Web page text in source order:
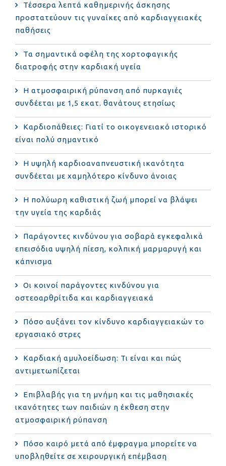
Τέσσερα λεπτά καθημερινής άσκησης
προστατεύουν τις γυναίκες από καρδιαγγειακές
παθήσεις
Τα σημαντικά οφέλη της χορτοφαγικής
διατροφής στην καρδιακή υγεία
Η ατμοσφαιρική ρύπανση από πυρκαγιές
συνδέεται με 1,5 εκατ. θανάτους ετησίως
Καρδιοπάθειες: Γιατί το οικογενειακό ιστορικό
είναι πολύ σημαντικό
Η υψηλή καρδιοαναπνευστική ικανότητα
συνδέεται με χαμηλότερο κίνδυνο άνοιας
Η πολύωρη καθιστική ζωή μπορεί να βλάψει
την υγεία της καρδιάς
Παράγοντες κινδύνου για σοβαρά εγκεφαλικά
επεισόδια υψηλή πίεση, κολπική μαρμαρυγή και
κάπνισμα
Οι κοινοί παράγοντες κινδύνου για
οστεοαρθρίτιδα και καρδιαγγειακά
Πόσο αυξάνει τον κίνδυνο καρδιαγγειακών το
εργασιακό στρες
Καρδιακή αμυλοείδωση: Τι είναι και πώς
αντιμετωπίζεται
Επιβλαβής για τη μνήμη και τις μαθησιακές
ικανότητες των παιδιών η έκθεση στην
ατμοσφαιρική ρύπανση
Πόσο καιρό μετά από έμφραγμα μπορείτε να
υποβληθείτε σε χειρουργική επέμβαση